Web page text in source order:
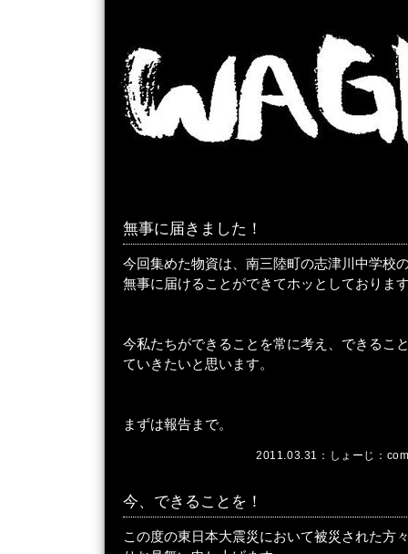
無事に届きました！
今回集めた物資は、南三陸町の志津川中学校
無事に届けることができてホッとしておりま
今私たちができることを常に考え、できるこ
ていきたいと思います。
まずは報告まで。
2011.03.31： しょーじ ：
今、できることを！
この度の東日本大震災において被災された方